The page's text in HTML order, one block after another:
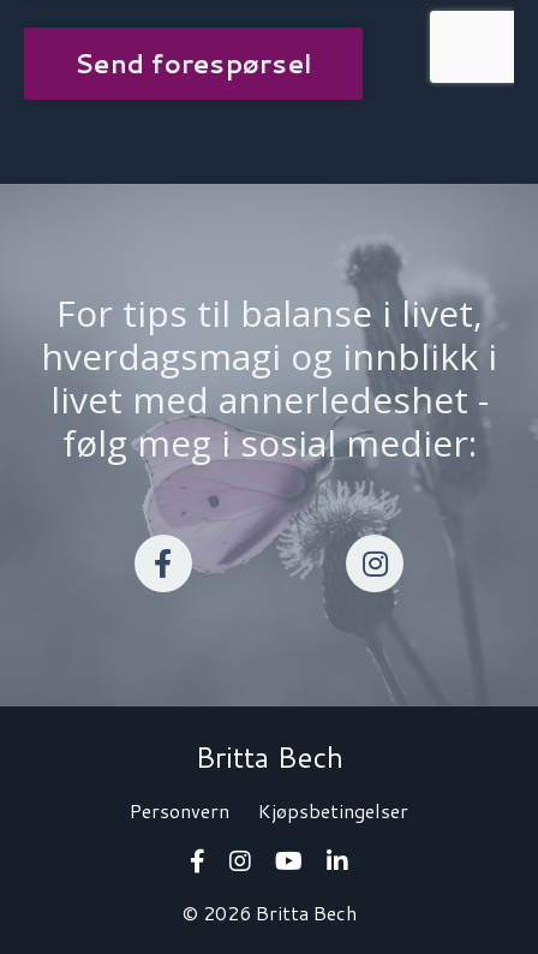
Send forespørsel
For tips til balanse i livet,
hverdagsmagi og innblikk i
livet med annerledeshet -
følg meg i sosial medier:
Britta Bech
Personvern Kjøpsbetingelser
© 2026 Britta Bech